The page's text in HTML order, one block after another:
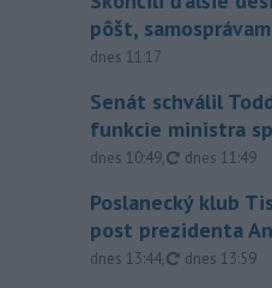
pôšt,
dnes 11:17
Senát schválil
funkcie ministra
dnes 10:49, aktualizované
dnes 11:49
Poslanecký klub
post prezidenta
dnes 13:44, aktualizované
dnes 13:59